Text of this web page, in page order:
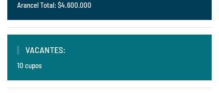
Arancel Total: $4.600.000
VACANTES:
10 cupos